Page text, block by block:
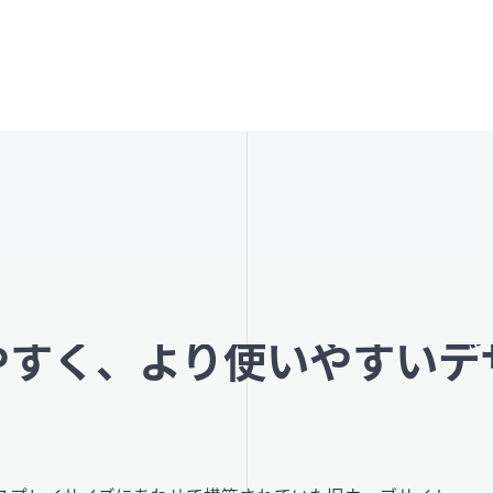
く、より使いやすい